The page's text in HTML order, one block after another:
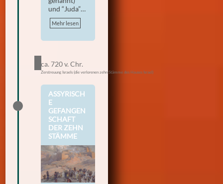
und “Juda”…
Mehr lesen
ca. 720 v. Chr.
Zerstreuung Israels (die verlorenen zehn Stämme des Hauses Israel)
ASSYRISCH
E
GEFANGEN
SCHAFT
DER ZEHN
STÄMME